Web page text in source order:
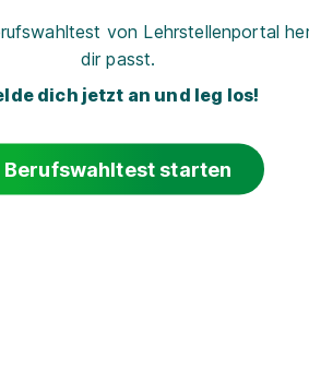
von Lehrstellenportal
dir passt.
dich jetzt an und leg los!
Berufswahltest starten